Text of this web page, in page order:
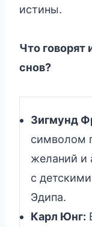
истины.
Что говорят
снов?
Зигмунд
символом
желаний и
с
Эдипа.
Карл Юнг: